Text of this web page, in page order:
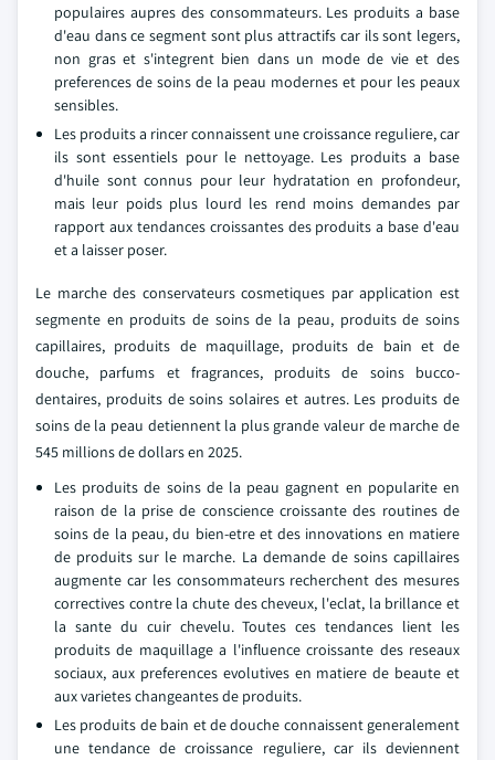
populaires aupres des consommateurs. Les produits a base
d'eau dans ce segment sont plus attractifs car ils sont legers,
non gras et s'integrent bien dans un mode de vie et des
preferences de soins de la peau modernes et pour les peaux
sensibles.
Les produits a rincer connaissent une croissance reguliere, car
ils sont essentiels pour le nettoyage. Les produits a base
d'huile sont connus pour leur hydratation en profondeur,
mais leur poids plus lourd les rend moins demandes par
rapport aux tendances croissantes des produits a base d'eau
et a laisser poser.
Le marche des conservateurs cosmetiques par application est
segmente en produits de soins de la peau, produits de soins
capillaires, produits de maquillage, produits de bain et de
douche, parfums et fragrances, produits de soins bucco-
dentaires, produits de soins solaires et autres. Les produits de
soins de la peau detiennent la plus grande valeur de marche de
545 millions de dollars en 2025.
Les produits de soins de la peau gagnent en popularite en
raison de la prise de conscience croissante des routines de
soins de la peau, du bien-etre et des innovations en matiere
de produits sur le marche. La demande de soins capillaires
augmente car les consommateurs recherchent des mesures
correctives contre la chute des cheveux, l'eclat, la brillance et
la sante du cuir chevelu. Toutes ces tendances lient les
produits de maquillage a l'influence croissante des reseaux
sociaux, aux preferences evolutives en matiere de beaute et
aux varietes changeantes de produits.
Les produits de bain et de douche connaissent generalement
une tendance de croissance reguliere, car ils deviennent